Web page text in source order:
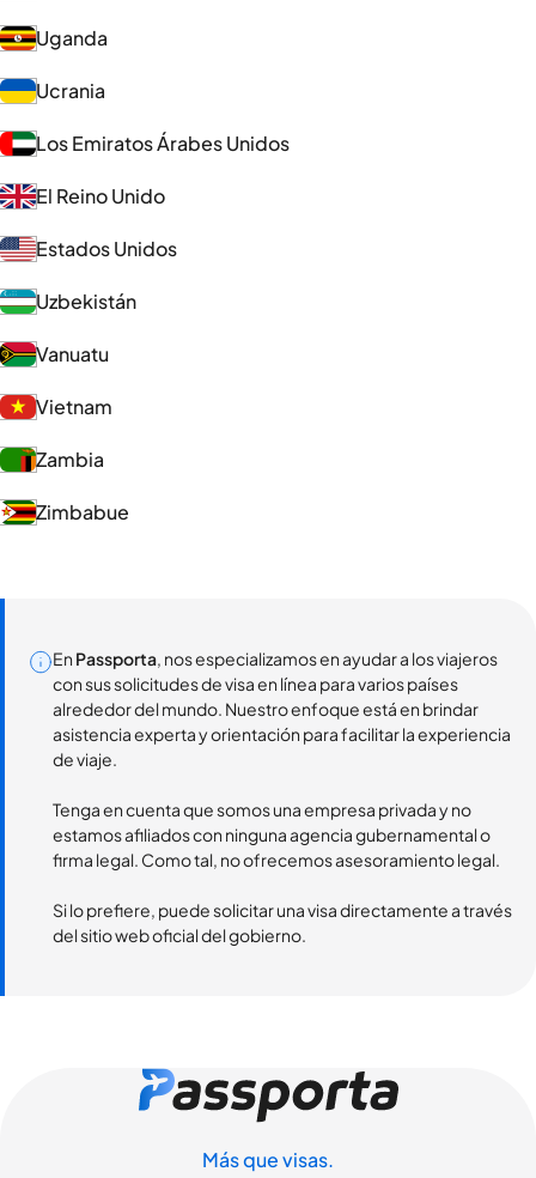
Uganda
Ucrania
Los Emiratos Árabes Unidos
El Reino Unido
Estados Unidos
Uzbekistán
Vanuatu
Vietnam
Zambia
Zimbabue
En Passporta, nos especializamos en ayudar a los viajeros
con sus solicitudes de visa en línea para varios países
alrededor del mundo. Nuestro enfoque está en brindar
asistencia experta y orientación para facilitar la experiencia
de viaje.
Tenga en cuenta que somos una empresa privada y no
estamos afiliados con ninguna agencia gubernamental o
firma legal. Como tal, no ofrecemos asesoramiento legal.
Si lo prefiere, puede solicitar una visa directamente a través
del sitio web oficial del gobierno.
Más que visas.